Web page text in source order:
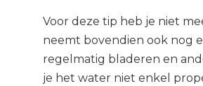
Voor deze tip heb je niet
neemt bovendien ook nog
regelmatig bladeren en
je het water niet enkel